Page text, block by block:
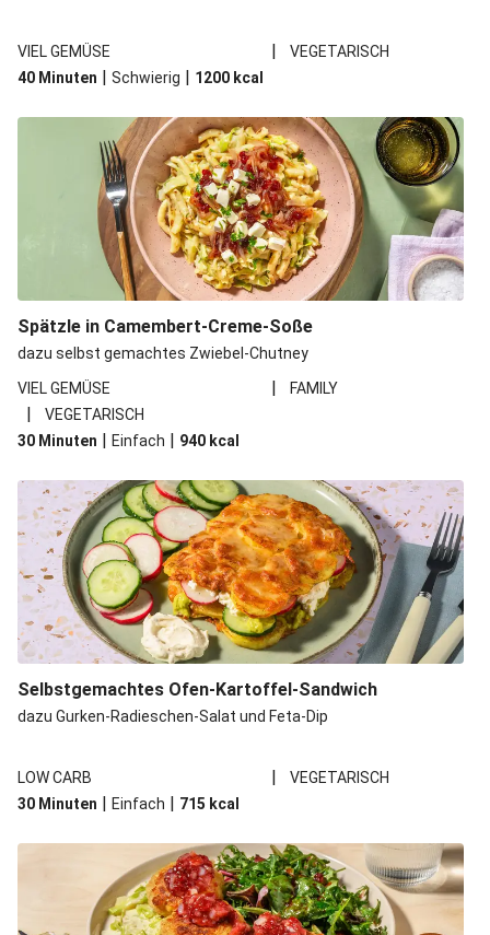
VIEL GEMÜSE |
VEGETARISCH
40 Minuten | Schwierig | 1200 kcal
Spätzle in Camembert-Creme-Soße
dazu selbst gemachtes Zwiebel-Chutney
VIEL GEMÜSE
| FAMILY
|
VEGETARISCH
30 Minuten | Einfach | 940 kcal
Selbstgemachtes Ofen-Kartoffel-Sandwich
dazu Gurken-Radieschen-Salat und Feta-Dip
LOW CARB |
VEGETARISCH
30 Minuten | Einfach | 715 kcal